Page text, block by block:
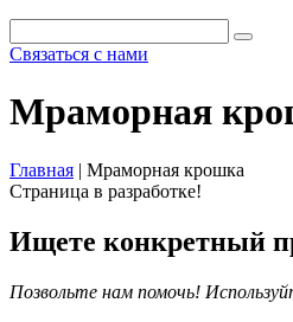
Связаться с нами
Мраморная
Главная | Мраморная крошка
Страница в разработке!
Ищете конкретный
Позвольте нам помочь!